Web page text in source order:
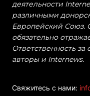
деятельности
различными
Европейский Союз.
обязательно
Ответственность
авторы и Internews.
Свяжитесь с нами: